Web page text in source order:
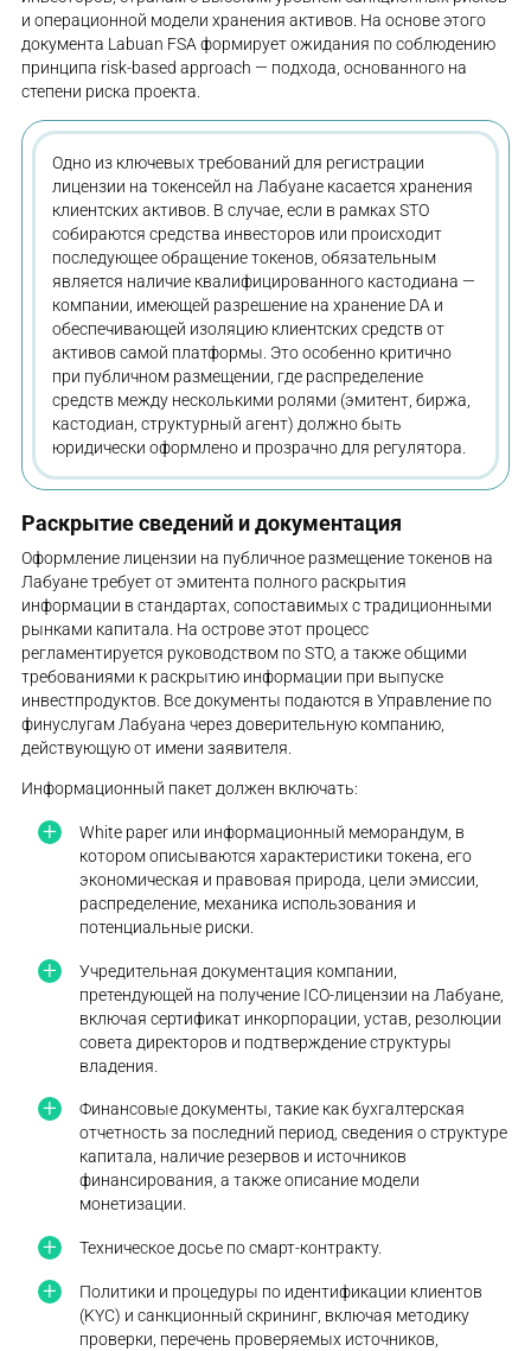
и операционной модели хранения активов. На основе этого
документа Labuan FSA формирует ожидания по соблюдению
принципа risk-based approach — подхода, основанного на
степени риска проекта.
Одно из ключевых требований для регистрации
лицензии на токенсейл на Лабуане касается хранения
клиентских активов. В случае, если в рамках STO
собираются средства инвесторов или происходит
последующее обращение токенов, обязательным
является наличие квалифицированного кастодиана —
компании, имеющей разрешение на хранение DA и
обеспечивающей изоляцию клиентских средств от
активов самой платформы. Это особенно критично
при публичном размещении, где распределение
средств между несколькими ролями (эмитент, биржа,
кастодиан, структурный агент) должно быть
юридически оформлено и прозрачно для регулятора.
Раскрытие сведений и документация
Оформление лицензии на публичное размещение токенов на
Лабуане требует от эмитента полного раскрытия
информации в стандартах, сопоставимых с традиционными
рынками капитала. На острове этот процесс
регламентируется руководством по STO, а также общими
требованиями к раскрытию информации при выпуске
инвестпродуктов. Все документы подаются в Управление по
финуслугам Лабуана через доверительную компанию,
действующую от имени заявителя.
Информационный пакет должен включать:
White paper или информационный меморандум, в
котором описываются характеристики токена, его
экономическая и правовая природа, цели эмиссии,
распределение, механика использования и
потенциальные риски.
Учредительная документация компании,
претендующей на получение ICO-лицензии на Лабуане,
включая сертификат инкорпорации, устав, резолюции
совета директоров и подтверждение структуры
владения.
Финансовые документы, такие как бухгалтерская
отчетность за последний период, сведения о структуре
капитала, наличие резервов и источников
финансирования, а также описание модели
монетизации.
Техническое досье по смарт-контракту.
Политики и процедуры по идентификации клиентов
(KYC) и санкционный скрининг, включая методику
проверки, перечень проверяемых источников,